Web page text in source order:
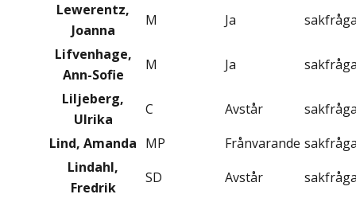
Lewerentz,
Joanna
M Ja
Lifvenhage,
Ann-Sofie
M Ja
Liljeberg,
Ulrika
C Avstår
Lind, Amanda MP Frånvarande
Lindahl,
Fredrik
SD Avstår